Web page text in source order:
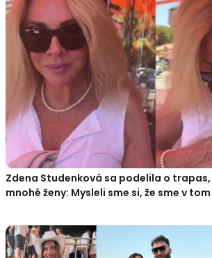
Zdena Studenková sa podelila o
mnohé ženy: Mysleli sme si, že sme v